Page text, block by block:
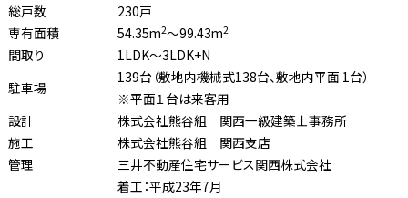
総戸数
230戸
専有面積
54.35m2〜99.43m2
間取り
1LDK〜3LDK+N
駐車場
139台（敷地内機械式138台、敷地内平面 1台）
※平面１台は来客用
設計
株式会社熊谷組 関西一級建築士事務所
施工
株式会社熊谷組 関西支店
管理
三井不動産住宅サービス関西株式会社
着工：平成23年7月